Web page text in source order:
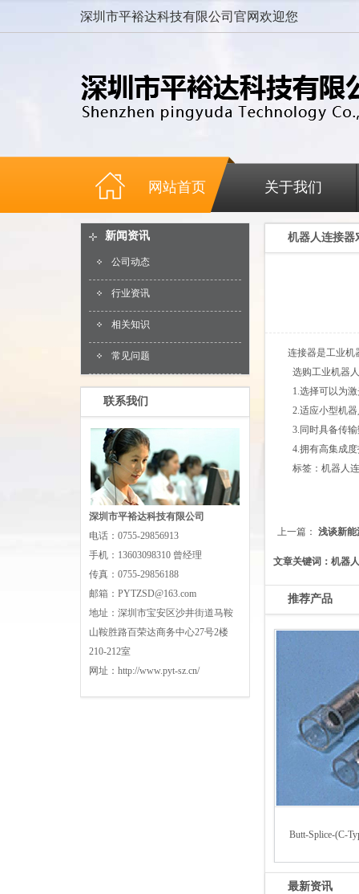
深圳市平裕达科技有限公司官网欢迎您
网站首页 关于我们
新闻资讯
公司动态
行业资讯
相关知识
常见问题
联系我们
深圳市平裕达科技有限公司
电话： 0755-29856913
手机： 13603098310 曾经理
传真： 0755-29856188
邮箱： PYTZSD@163.com
地址： 深圳市宝安区沙井街道马鞍
山鞍胜路百荣达商务中心27号2楼
210-212室
网址： http://www.pyt-sz.cn/
机器人连接器
连接器是工业机
选购工业机器人
1.选择可以为激
2.适应小型机器
3.同时具备传输
4.拥有高集成度
标签： 机器人
上一篇： 浅谈新能
文章关键词：机器
推荐产品
Butt-Splice-(C-
最新资讯